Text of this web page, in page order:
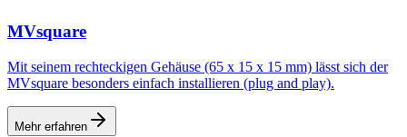
MVsquare
Mit seinem rechteckigen Gehäuse (65 x 15 x 15 mm) lässt sich der
MVsquare besonders einfach installieren (plug and play).
Mehr erfahren